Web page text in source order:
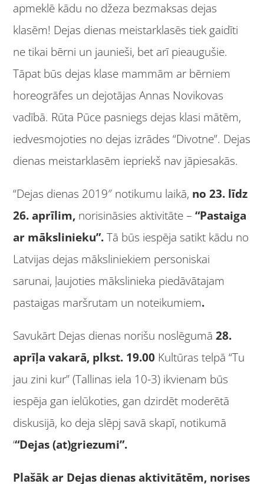
apmeklē kādu no džeza bezmaksas dejas
klasēm! Dejas dienas meistarklasēs tiek gaidīti
ne tikai bērni un jaunieši, bet arī pieaugušie.
Tāpat būs dejas klase mammām ar bērniem
horeogrāfes un dejotājas Annas Novikovas
vadībā. Rūta Pūce pasniegs dejas klasi mātēm,
iedvesmojoties no dejas izrādes “Divotne”. Dejas
dienas meistarklasēm iepriekš nav jāpiesakās.
“Dejas dienas 2019″ notikumu laikā, no 23. līdz
26. aprīlim, norisināsies aktivitāte –“Pastaiga
ar mākslinieku”.Tā būs iespēja satikt kādu no
Latvijas dejas māksliniekiem personiskai
sarunai, ļaujoties mākslinieka piedāvātajam
pastaigas maršrutam un noteikumiem.
Savukārt Dejas dienas norišu noslēgumā28.
aprīļa vakarā, plkst. 19.00 Kultūras telpā “Tu
jau zini kur” (Tallinas iela 10-3) ikvienam būs
iespēja gan ielūkoties, gan dzirdēt moderētā
diskusijā, ko deja slēpj savā skapī, notikumā
‘“Dejas (at)griezumi”.
Plašāk ar Dejas dienas aktivitātēm, norises